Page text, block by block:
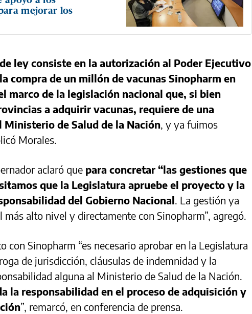
mejorar los
ley consiste en la autorización al Poder Ejecutivo
compra de un millón de vacunas Sinopharm en
marco de la legislación nacional que, si bien
a adquirir vacunas, requiere de una
de Salud de la Nación, y ya fuimos
Morales.
aclaró que para concretar “las gestiones que
que la Legislatura apruebe el proyecto y la
del Gobierno Nacional. La gestión ya
más alto nivel y directamente con Sinopharm”, agregó.
con Sinopharm “es necesario aprobar en la Legislatura
de jurisdicción, cláusulas de indemnidad y la
alguna al Ministerio de Salud de la Nación.
la responsabilidad en el proceso de adquisición y
”, remarcó, en conferencia de prensa.